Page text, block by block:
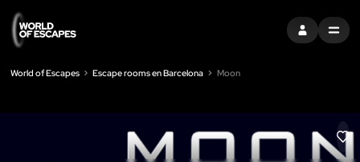
ENTRARMENU
World of Escapes Escape rooms en Barcelona Moon
LIKE